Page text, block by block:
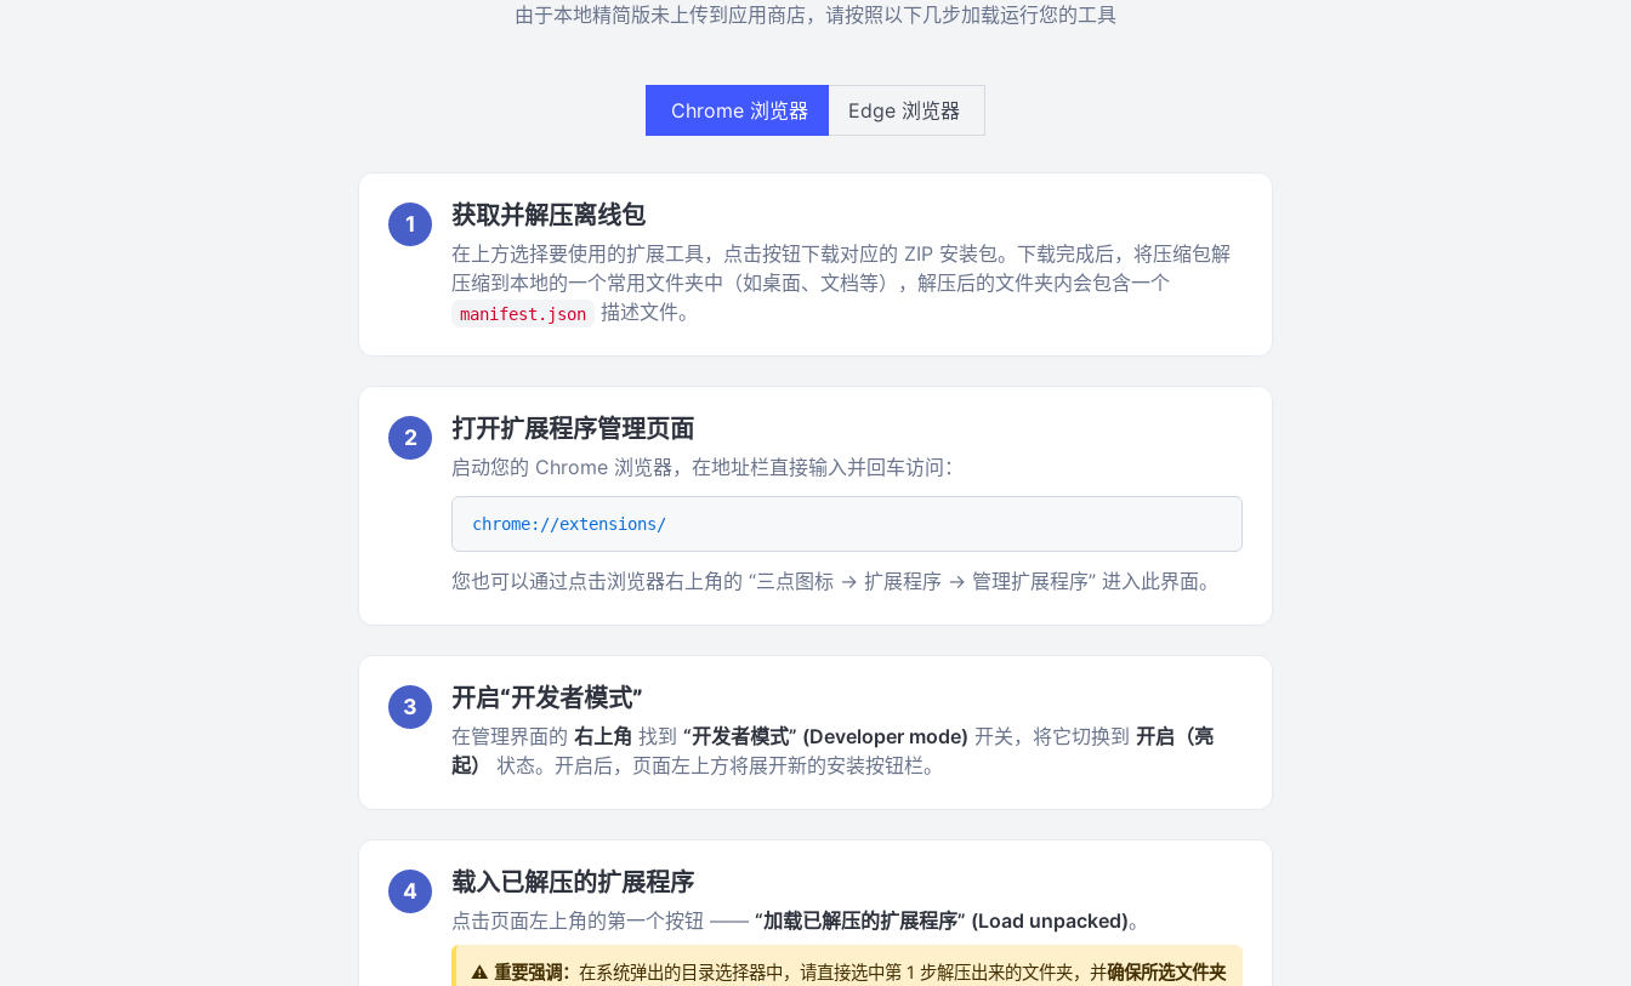
由于本地精简版未上传到应用商店，请按照以下几步加载运行您的工具
Chrome 浏览器 Edge 浏览器
1 获取并解压离线包
在上方选择要使用的扩展工具，点击按钮下载对应的 ZIP 安装包。下载完成后，将压缩包解
压缩到本地的一个常用文件夹中（如桌面、文档等），解压后的文件夹内会包含一个
manifest.json 描述文件。
2 打开扩展程序管理页面
启动您的 Chrome 浏览器，在地址栏直接输入并回车访问：
chrome://extensions/
您也可以通过点击浏览器右上角的 “三点图标 -> 扩展程序 -> 管理扩展程序” 进入此界面。
3 开启“开发者模式”
在管理界面的 右上角 找到 “开发者模式” (Developer mode) 开关，将它切换到 开启（亮
起）
状态。开启后，页面左上方将展开新的安装按钮栏。
4 载入已解压的扩展程序
点击页面左上角的第一个按钮 —— “加载已解压的扩展程序” (Load unpacked)。
⚠️ 重要强调： 在系统弹出的目录选择器中，请直接选中第 1 步解压出来的文件夹，并确保所选文件夹